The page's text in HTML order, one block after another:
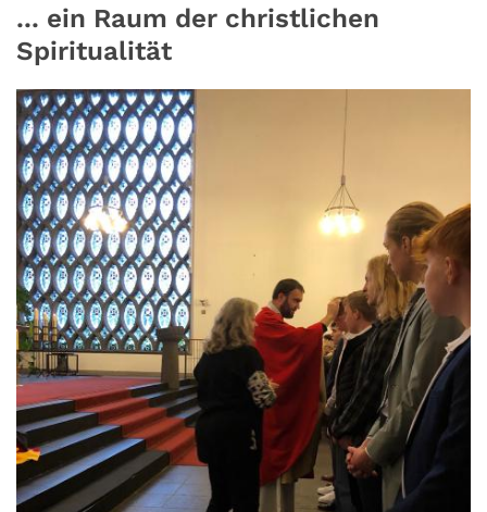
... ein Raum der christlichen
Spiritualität